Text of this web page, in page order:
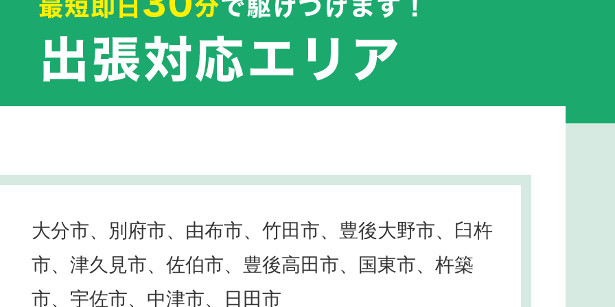
大分市、別府市、由布市、竹田市、豊後大野市、臼杵
市、津久見市、佐伯市、豊後高田市、国東市、杵築
市、宇佐市、中津市、日田市